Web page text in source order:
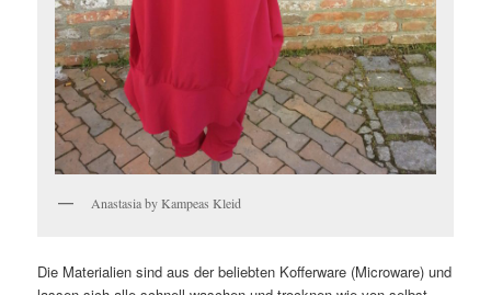
Anastasia by Kampeas Kleid
Die Materialien sind aus der beliebten Kofferware (Microware) und